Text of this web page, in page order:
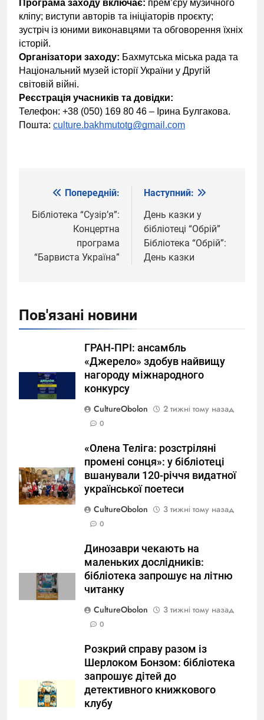
Програма заходу включає: прем’єру музичного
кліпу; виступи авторів та ініціаторів проєкту;
зустріч із юними виконавцями та обговорення їхніх
історій.
Організатори заходу: Бахмутська міська рада та
Національний музей історії України у Другій
світовій війні.
Реєстрація учасників та довідки:
Телефон: +38 (050) 169 80 46 – Ірина Булгакова.
Пошта: culture.bakhmutotg@gmail.com
Навігація
записів
Попередній:
Бібліотека “Сузірʼя”:
Концертна
програма
“Барвиста Україна”
Наступний:
День казки у
бібліотеці “Обрій”
Бібліотека “Обрій”:
День казки
Пов'язані новини
ГРАН-ПРІ: ансамбль
«Джерело» здобув найвищу
нагороду міжнародного
конкурсу
CultureObolon
2 тижні тому назад
0
«Олена Теліга: розстріляні
промені сонця»: у бібліотеці
вшанували 120-річчя видатної
української поетеси
CultureObolon
3 тижні тому назад
0
Динозаври чекають на
маленьких дослідників:
бібліотека запрошує на літню
читанку
CultureObolon
3 тижні тому назад
0
Розкрий справу разом із
Шерлоком Бонзом: бібліотека
запрошує дітей до
детективного книжкового
клубу